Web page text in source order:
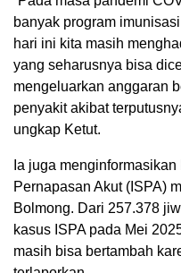
banyak program
hari ini kita masih
yang seharusnya bisa
mengeluarkan anggaran
penyakit akibat
ungkap Ketut.
Ia juga
Pernapasan Akut (ISPA)
Bolmong. Dari 257.378
kasus ISPA pada Mei
masih bisa bertambah